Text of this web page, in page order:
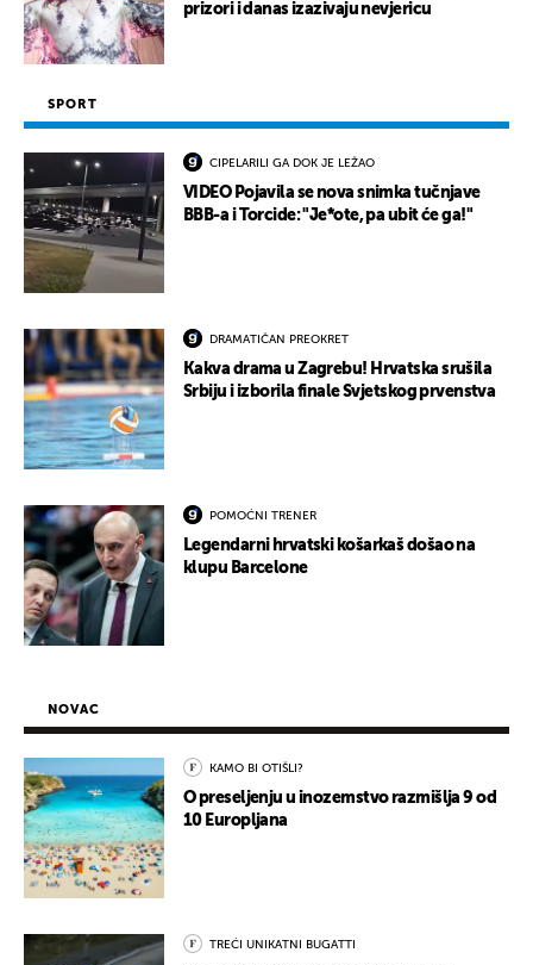
prizori i danas izazivaju nevjericu
SPORT
CIPELARILI GA DOK JE LEŽAO
VIDEO Pojavila se nova snimka tučnjave
BBB-a i Torcide: "Je*ote, pa ubit će ga!"
DRAMATIČAN PREOKRET
Kakva drama u Zagrebu! Hrvatska srušila
Srbiju i izborila finale Svjetskog prvenstva
POMOĆNI TRENER
Legendarni hrvatski košarkaš došao na
klupu Barcelone
NOVAC
KAMO BI OTIŠLI?
O preseljenju u inozemstvo razmišlja 9 od
10 Europljana
TREĆI UNIKATNI BUGATTI